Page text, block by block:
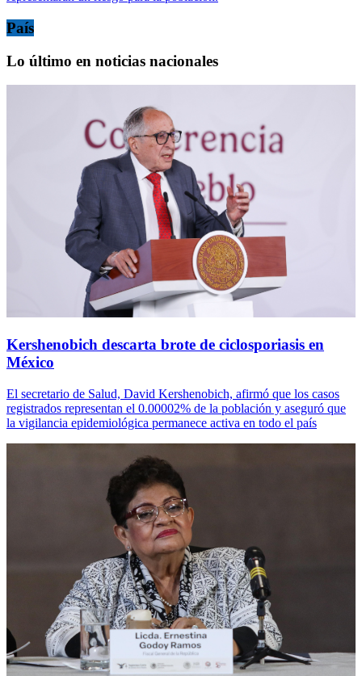
País
Lo último en noticias nacionales
Kershenobich descarta brote de ciclosporiasis en
México
El secretario de Salud, David Kershenobich, afirmó que los casos
registrados representan el 0.00002% de la población y aseguró que
la vigilancia epidemiológica permanece activa en todo el país